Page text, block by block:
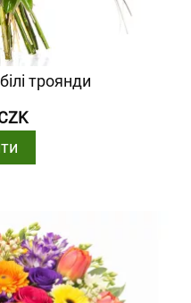
троянди